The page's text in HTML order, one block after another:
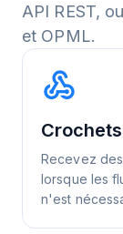
API REST,
et OPML.
Recevez
lorsque les
n'est